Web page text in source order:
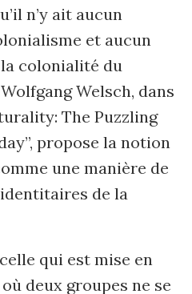
n’y ait aucun
et aucun
la colonialité du
Welsch, dans
The Puzzling
propose la notion
une manière de
de la
qui est mise en
où deux groupes ne se